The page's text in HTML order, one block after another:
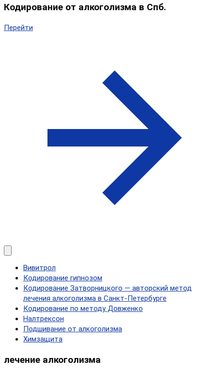
Кодирование от алкоголизма в Спб.
Перейти
Вивитрол
Кодирование гипнозом
Кодирование Затворницкого — авторский метод
лечения алкоголизма в Санкт‑Петербурге
Кодирование по методу Довженко
Налтрексон
Подшивание от алкоголизма
Химзащита
лечение алкоголизма